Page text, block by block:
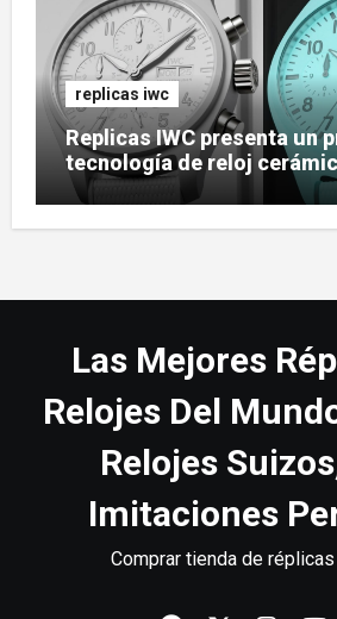
replicas iwc
Replicas IWC presenta un
tecnología de reloj
Ceralume
Las Mejores
Relojes Del
Relojes
Imitaciones
Comprar tienda de